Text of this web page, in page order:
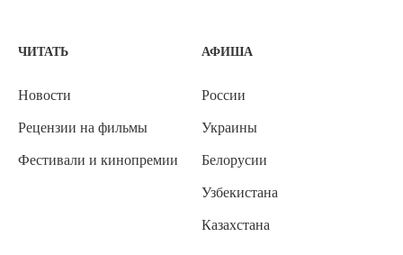
ЧИТАТЬ
Новости
Рецензии на фильмы
Фестивали и кинопремии
АФИША
России
Украины
Белорусии
Узбекистана
Казахстана